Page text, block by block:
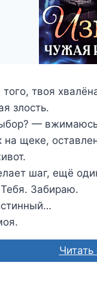
твоя
злость.
— вжимаюсь
на щеке,
шаг, ещё
Забираю.